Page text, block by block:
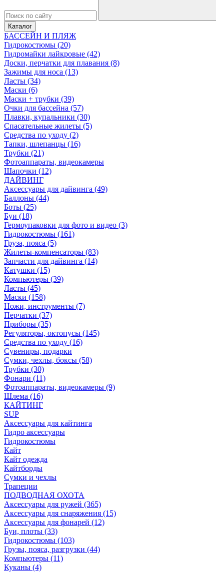
Каталог
БАССЕЙН И ПЛЯЖ
Гидрокостюмы (20)
Гидромайки лайкровые (42)
Доски, перчатки для плавания (8)
Зажимы для носа (13)
Ласты (34)
Маски (6)
Маски + трубки (39)
Очки для бассейна (57)
Плавки, купальники (30)
Спасательные жилеты (5)
Средства по уходу (2)
Тапки, шлепанцы (16)
Трубки (21)
Фотоаппараты, видеокамеры
Шапочки (12)
ДАЙВИНГ
Аксессуары для дайвинга (49)
Баллоны (44)
Боты (25)
Буи (18)
Гермоупаковки для фото и видео (3)
Гидрокостюмы (161)
Груза, пояса (5)
Жилеты-компенсаторы (83)
Запчасти для дайвинга (14)
Катушки (15)
Компьютеры (39)
Ласты (45)
Маски (158)
Ножи, инструменты (7)
Перчатки (37)
Приборы (35)
Регуляторы, октопусы (145)
Средства по уходу (16)
Сувениры, подарки
Сумки, чехлы, боксы (58)
Трубки (30)
Фонари (11)
Фотоаппараты, видеокамеры (9)
Шлема (16)
КАЙТИНГ
SUP
Аксессуары для кайтинга
Гидро аксессуары
Гидрокостюмы
Кайт
Кайт одежда
Кайтборды
Сумки и чехлы
Трапеции
ПОДВОДНАЯ ОХОТА
Аксессуары для ружей (365)
Аксессуары для снаряжения (15)
Аксессуары для фонарей (12)
Буи, плоты (33)
Гидрокостюмы (103)
Грузы, пояса, разгрузки (44)
Компьютеры (11)
Куканы (4)